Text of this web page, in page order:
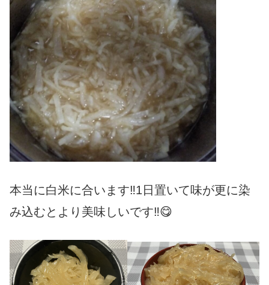
本当に白米に合います‼️1日置いて味が更に染
み込むとより美味しいです‼️😋